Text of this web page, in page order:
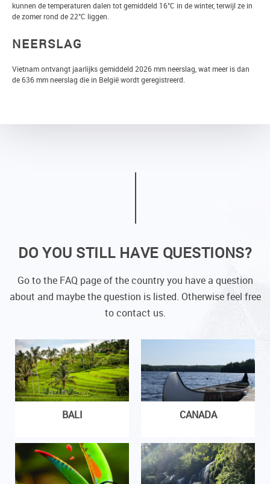
kunnen de temperaturen dalen tot gemiddeld 16°C in de winter, terwijl ze in
de zomer rond de 22°C liggen.
NEERSLAG
Vietnam ontvangt jaarlijks gemiddeld 2026 mm neerslag, wat meer is dan
de 636 mm neerslag die in België wordt geregistreerd.
DO YOU STILL HAVE QUESTIONS?
Go to the FAQ page of the country you have a question
about and maybe the question is listed. Otherwise feel free
to contact us.
BALI CANADA